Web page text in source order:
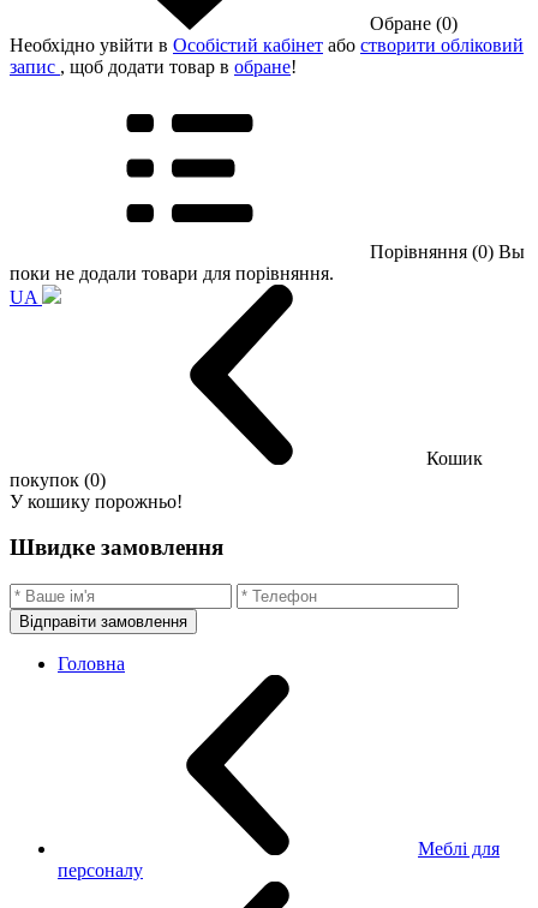
Обране (0)
Необхідно увійти в Особістий кабінет або створити обліковий
запис , щоб додати товар в обране!
Порівняння (0) Вы
поки не додали товари для порівняння.
UA
Кошик
покупок (0)
У кошику порожньо!
Швидке замовлення
Відправіти замовлення
Головна
Меблі для
персоналу